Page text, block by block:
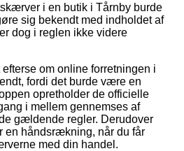
i en butik i Tårnby burde
sig bekendt med indholdet af
dog i reglen ikke videre
om online forretningen i
fordi det burde være en
opretholder de officielle
i mellem gennemses af
gældende regler. Derudover
en håndsrækning, når du får
med din handel.